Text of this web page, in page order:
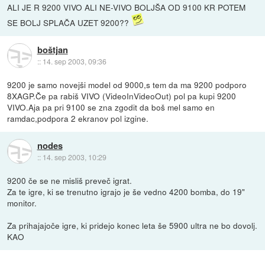
ALI JE R 9200 VIVO ALI NE-VIVO BOLJŠA OD 9100 KR POTEM
SE BOLJ SPLAČA UZET 9200??
boštjan
:: 14. sep 2003, 09:36
9200 je samo novejši model od 9000,s tem da ma 9200 podporo
8XAGP.Če pa rabiš VIVO (VideoInVideoOut) pol pa kupi 9200
VIVO.Aja pa pri 9100 se zna zgodit da boš mel samo en
ramdac,podpora 2 ekranov pol izgine.
nodes
:: 14. sep 2003, 10:29
9200 če se ne misliš preveč igrat.
Za te igre, ki se trenutno igrajo je še vedno 4200 bomba, do 19"
monitor.
Za prihajajoče igre, ki pridejo konec leta še 5900 ultra ne bo dovolj.
KAO